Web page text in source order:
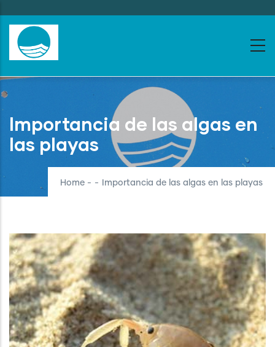
to
main
content
Importancia de las algas en
las playas
Home - - Importancia de las algas en las playas